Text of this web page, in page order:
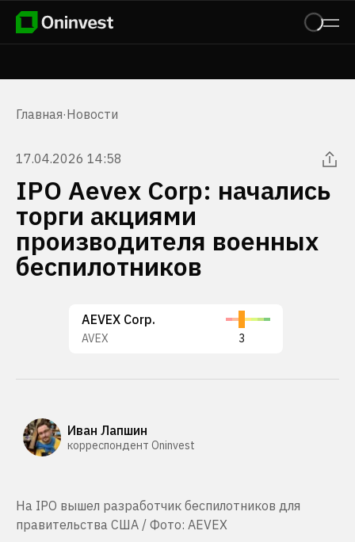
Главная·Новости
17.04.2026 14:58
IPO Aevex Corp: начались
торги акциями
производителя военных
беспилотников
AEVEX Corp.
AVEX 3
Иван Лапшин
корреспондент Oninvest
На IPO вышел разработчик беспилотников для
правительства США / Фото: AEVEX